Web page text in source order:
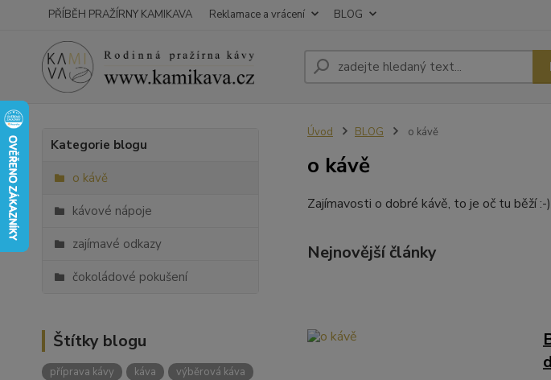
PŘÍBĚH PRAŽÍRNY KAMIKAVA Reklamace a vrácení BLOG
Kategorie blogu
o kávě
kávové nápoje
zajímavé odkazy
čokoládové pokušení
Štítky blogu
příprava kávy káva
výběrová káva
Úvod BLOG o kávě
o kávě
Zajímavosti o dobré kávě, to je oč tu běží :-)
Nejnovější články